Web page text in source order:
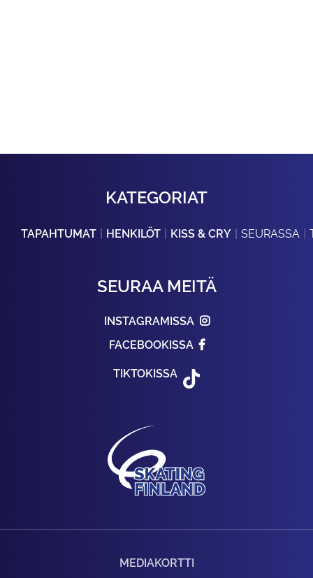
KATEGORIAT
TAPAHTUMAT HENKILÖT KISS & CRY SEURASSA
SEURAA MEITÄ
INSTAGRAMISSA
FACEBOOKISSA
TIKTOKISSA
MEDIAKORTTI